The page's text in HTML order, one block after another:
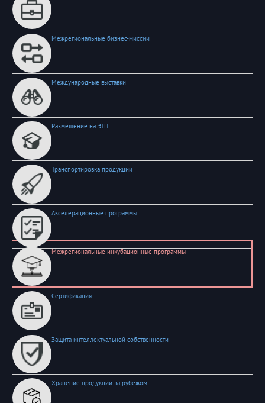
Межрегиональные бизнес-миссии
Международные выставки
Размещение на ЭТП
Транспортировка продукции
Акселерационные программы
Межрегиональные инкубационные программы
Сертификация
Защита интеллектуальной собственности
Хранение продукции за рубежом